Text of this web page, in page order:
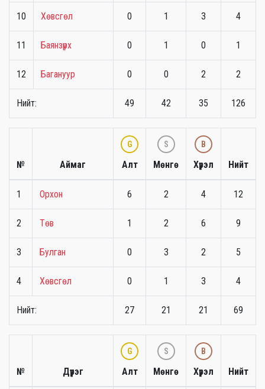
10 Хөвсгөл 0 1 3 4
11 Баянзүрх 0 1 0 1
12 Багануур 0 0 2 2
Нийт: 49 42 35 126
№ Аймаг
G
Алт
S
Мөнгө
B
Хүрэл Нийт
1 Орхон 6 2 4 12
2 Төв 1 2 6 9
3 Булган 0 3 2 5
4 Хөвсгөл 0 1 3 4
Нийт: 27 21 21 69
№ Дүүрэг
G
Алт
S
Мөнгө
B
Хүрэл Нийт